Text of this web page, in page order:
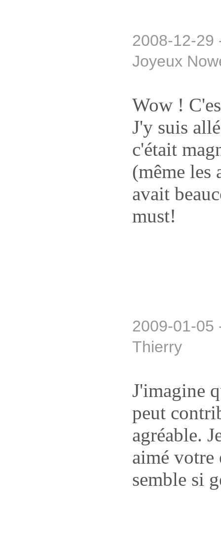
2008-12-29
Joyeux
Wow !
J'y suis
c'était
(même les
avait
must!
2009-01-05
Thierry
J'imagine
peut
agréable.
aimé votre
semble si